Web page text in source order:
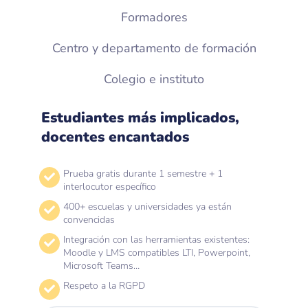
Formadores
Centro y departamento de formación
Colegio e instituto
Estudiantes más implicados,
docentes encantados
Prueba gratis durante 1 semestre + 1
interlocutor específico
400+ escuelas y universidades ya están
convencidas
Integración con las herramientas existentes:
Moodle y LMS compatibles LTI, Powerpoint,
Microsoft Teams…
Respeto a la RGPD